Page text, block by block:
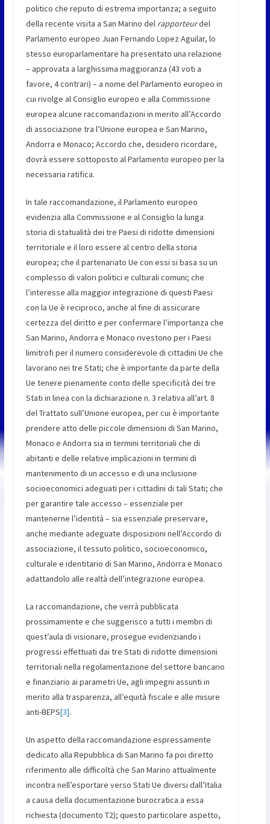
politico che reputo di estrema importanza; a seguito
della recente visita a San Marino del rapporteurdel
Parlamento europeo Juan Fernando Lopez Aguilar, lo
stesso europarlamentare ha presentato una relazione
– approvata a larghissima maggioranza (43 voti a
favore, 4 contrari) – a nome del Parlamento europeo in
cui rivolge al Consiglio europeo e alla Commissione
europea alcune raccomandazioni in merito all’Accordo
di associazione tra l’Unione europea e San Marino,
Andorra e Monaco; Accordo che, desidero ricordare,
dovrà essere sottoposto al Parlamento europeo per la
necessaria ratifica.
In tale raccomandazione, il Parlamento europeo
evidenzia alla Commissione e al Consiglio la lunga
storia di statualità dei tre Paesi di ridotte dimensioni
territoriale e il loro essere al centro della storia
europea; che il partenariato Ue con essi si basa su un
complesso di valori politici e culturali comuni; che
l’interesse alla maggior integrazione di questi Paesi
con la Ue è reciproco, anche al fine di assicurare
certezza del diritto e per confermare l’importanza che
San Marino, Andorra e Monaco rivestono per i Paesi
limitrofi per il numero considerevole di cittadini Ue che
lavorano nei tre Stati; che è importante da parte della
Ue tenere pienamente conto delle specificità dei tre
Stati in linea con la dichiarazione n. 3 relativa all’art. 8
del Trattato sull’Unione europea, per cui è importante
prendere atto delle piccole dimensioni di San Marino,
Monaco e Andorra sia in termini territoriali che di
abitanti e delle relative implicazioni in termini di
mantenimento di un accesso e di una inclusione
socioeconomici adeguati per i cittadini di tali Stati; che
per garantire tale accesso – essenziale per
mantenerne l’identità – sia essenziale preservare,
anche mediante adeguate disposizioni nell’Accordo di
associazione, il tessuto politico, socioeconomico,
culturale e identitario di San Marino, Andorra e Monaco
adattandolo alle realtà dell’integrazione europea.
La raccomandazione, che verrà pubblicata
prossimamente e che suggerisco a tutti i membri di
quest’aula di visionare, prosegue evidenziando i
progressi effettuati dai tre Stati di ridotte dimensioni
territoriali nella regolamentazione del settore bancario
e finanziario ai parametri Ue, agli impegni assunti in
merito alla trasparenza, all’equità fiscale e alle misure
anti-BEPS[3].
Un aspetto della raccomandazione espressamente
dedicato alla Repubblica di San Marino fa poi diretto
riferimento alle difficoltà che San Marino attualmente
incontra nell’esportare verso Stati Ue diversi dall’Italia
a causa della documentazione burocratica a essa
richiesta (documento T2); questo particolare aspetto,